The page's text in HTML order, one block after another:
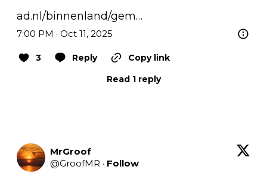
ad.nl/binnenland/gem…
7:00 PM · Oct 11, 2025
3 Reply
Copy link
Read 1 reply
MrGroof
@GroofMR · Follow